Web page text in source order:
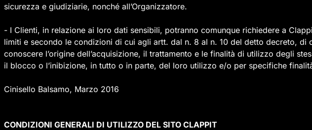
sicurezza e giudiziarie, nonché all’Organizzatore.
- I Clienti, in relazione ai loro dati sensibili, potranno comunque richiedere a
limiti e secondo le condizioni di cui agli artt. dal n. 8 al n. 10 del detto decreto, di
conoscere l’origine dell’acquisizione, il trattamento e le finalità di utilizzo degli
il blocco o l’inibizione, in tutto o in parte, del loro utilizzo e/o per specifiche
Cinisello Balsamo, Marzo 2016
CONDIZIONI GENERALI DI UTILIZZO DEL SITO CLAPPIT